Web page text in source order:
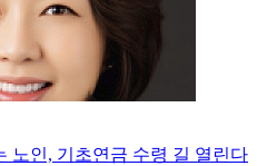
노인, 기초연금 수령 길 열린다